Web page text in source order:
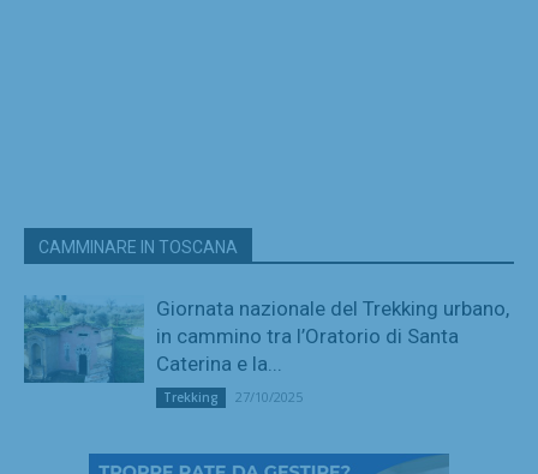
CAMMINARE IN TOSCANA
Giornata nazionale del Trekking urbano,
in cammino tra l’Oratorio di Santa
Caterina e la...
Trekking 27/10/2025